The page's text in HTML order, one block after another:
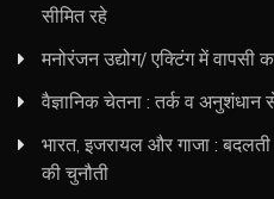
सीमित रहे
मनोरंजन उद्योग/ एक्टिंग में वापसी
वैज्ञानिक चेतना : तर्क व अनुशंधान
भारत, इजरायल और गाजा :
की चुनौती